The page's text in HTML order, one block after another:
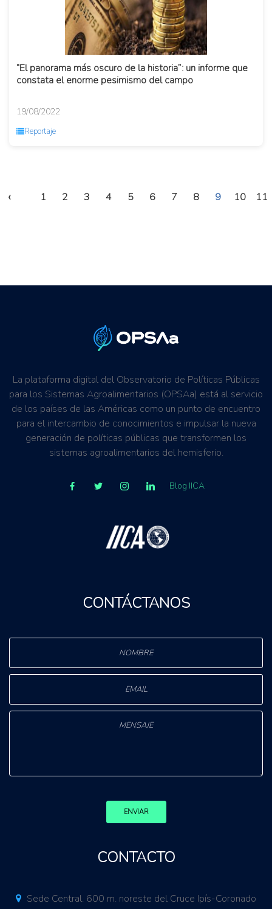
“El panorama más oscuro de la historia”: un informe que
constata el enorme pesimismo del campo
19/08/2022
Reportaje
‹ 1 2 3 4 5 6 7 8 9 10 11
La plataforma digital del Observatorio de Políticas Públicas
para los Sistemas Agroalimentarios (OPSAa) está al servicio
de los países de las Américas como un punto de encuentro
para el intercambio de conocimientos e impulsar la nueva
generación de políticas públicas que transformen los
sistemas agroalimentarios del hemisferio.
Blog IICA
CONTÁCTANOS
ENVIAR
CONTACTO
Sede Central. 600 m. noreste del Cruce Ipís-Coronado